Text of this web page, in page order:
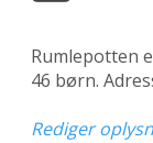
Rumlepotten
46 børn.
Rediger